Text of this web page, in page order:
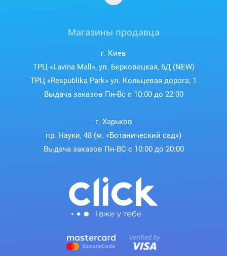
Магазины продавца
г. Киев
ТРЦ «Lavina Mall», ул. Берковецкая, 6Д (NEW)
ТРЦ «Respublika Park» ул. Кольцевая дорога, 1
Выдача заказов Пн-Вс с 10:00 до 22:00
г. Харьков
пр. Науки, 48 (м. «Ботанический сад»)
Выдача заказов Пн-ВС с 10:00 до 20:00